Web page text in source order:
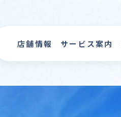
店舗情報 サービス案内